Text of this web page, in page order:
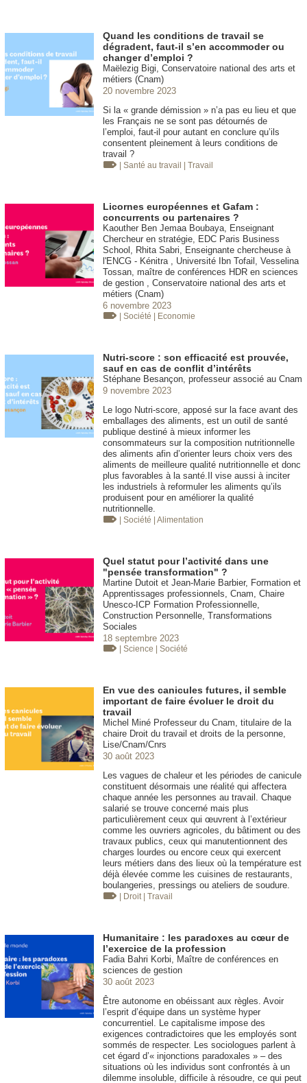
Quand les conditions de travail se
dégradent, faut-il s’en accommoder ou
changer d’emploi ?
Maëlezig Bigi, Conservatoire national des arts et
métiers (Cnam)
20 novembre 2023
Si la « grande démission » n’a pas eu lieu et que
les Français ne se sont pas détournés de
l’emploi, faut-il pour autant en conclure qu’ils
consentent pleinement à leurs conditions de
travail ?
| Santé au travail | Travail
Licornes européennes et Gafam :
concurrents ou partenaires ?
Kaouther Ben Jemaa Boubaya, Enseignant
Chercheur en stratégie, EDC Paris Business
School, Rhita Sabri, Enseignante chercheuse à
l'ENCG - Kénitra , Université Ibn Tofail, Vesselina
Tossan, maître de conférences HDR en sciences
de gestion , Conservatoire national des arts et
métiers (Cnam)
6 novembre 2023
| Société | Economie
Nutri-score : son efficacité est prouvée,
sauf en cas de conflit d’intérêts
Stéphane Besançon, professeur associé au Cnam
9 novembre 2023
Le logo Nutri-score, apposé sur la face avant des
emballages des aliments, est un outil de santé
publique destiné à mieux informer les
consommateurs sur la composition nutritionnelle
des aliments afin d’orienter leurs choix vers des
aliments de meilleure qualité nutritionnelle et donc
plus favorables à la santé.Il vise aussi à inciter
les industriels à reformuler les aliments qu’ils
produisent pour en améliorer la qualité
nutritionnelle.
| Société | Alimentation
Quel statut pour l’activité dans une
"pensée transformation" ?
Martine Dutoit et Jean-Marie Barbier, Formation et
Apprentissages professionnels, Cnam, Chaire
Unesco-ICP Formation Professionnelle,
Construction Personnelle, Transformations
Sociales
18 septembre 2023
| Science | Société
En vue des canicules futures, il semble
important de faire évoluer le droit du
travail
Michel Miné Professeur du Cnam, titulaire de la
chaire Droit du travail et droits de la personne,
Lise/Cnam/Cnrs
30 août 2023
Les vagues de chaleur et les périodes de canicule
constituent désormais une réalité qui affectera
chaque année les personnes au travail. Chaque
salarié se trouve concerné mais plus
particulièrement ceux qui œuvrent à l’extérieur
comme les ouvriers agricoles, du bâtiment ou des
travaux publics, ceux qui manutentionnent des
charges lourdes ou encore ceux qui exercent
leurs métiers dans des lieux où la température est
déjà élevée comme les cuisines de restaurants,
boulangeries, pressings ou ateliers de soudure.
| Droit | Travail
Humanitaire : les paradoxes au cœur de
l’exercice de la profession
Fadia Bahri Korbi, Maître de conférences en
sciences de gestion
30 août 2023
Être autonome en obéissant aux règles. Avoir
l’esprit d’équipe dans un système hyper
concurrentiel. Le capitalisme impose des
exigences contradictoires que les employés sont
sommés de respecter. Les sociologues parlent à
cet égard d’« injonctions paradoxales » – des
situations où les individus sont confrontés à un
dilemme insoluble, difficile à résoudre, ce qui peut